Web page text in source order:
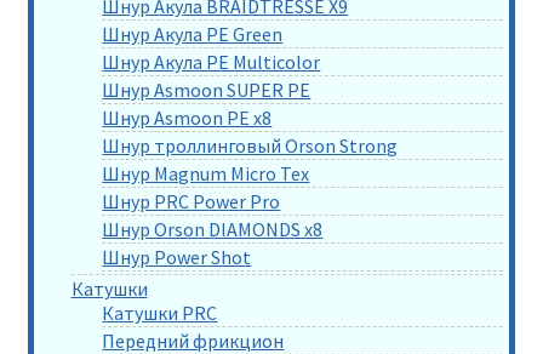
Шнур Акула BRAIDTRESSE X9
Шнур Акула PE Green
Шнур Акула PE Multicolor
Шнур Asmoon SUPER PE
Шнур Asmoon PE x8
Шнур троллинговый Orson Strong
Шнур Magnum Micro Tex
Шнур PRC Power Pro
Шнур Orson DIAMONDS x8
Шнур Power Shot
Катушки
Катушки PRC
Передний фрикцион